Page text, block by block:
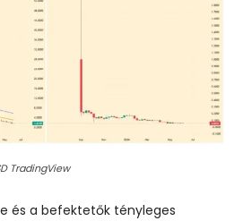
TradingView
és a befektetők tényleges